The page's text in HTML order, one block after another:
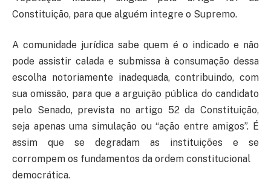
Constituição, para que alguém integre o Supremo.
A comunidade jurídica sabe quem é o indicado e não
pode assistir calada e submissa à consumação dessa
escolha notoriamente inadequada, contribuindo, com
sua omissão, para que a arguição pública do candidato
pelo Senado, prevista no artigo 52 da Constituição,
seja apenas uma simulação ou “ação entre amigos”. É
assim que se degradam as instituições e se
corrompem os fundamentos da ordem constitucional
democrática.